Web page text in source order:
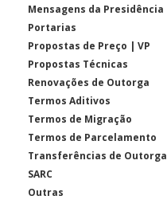
Mensagens da Presidência
Portarias
Propostas de Preço | VP
Propostas Técnicas
Renovações de Outorga
Termos Aditivos
Termos de Migração
Termos de Parcelamento
Transferências de Outorga
SARC
Outras